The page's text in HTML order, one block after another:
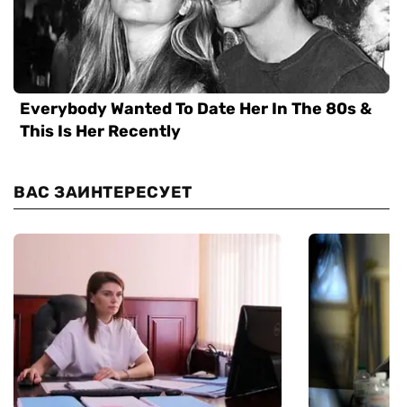
ВАС ЗАИНТЕРЕСУЕТ